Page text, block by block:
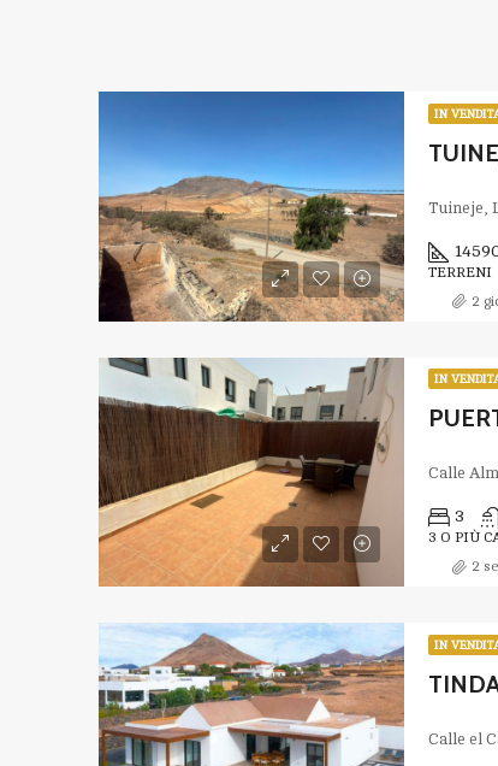
IN
Tuineje,
TERRENI
2
IN
3
3 O PIÙ
2
IN